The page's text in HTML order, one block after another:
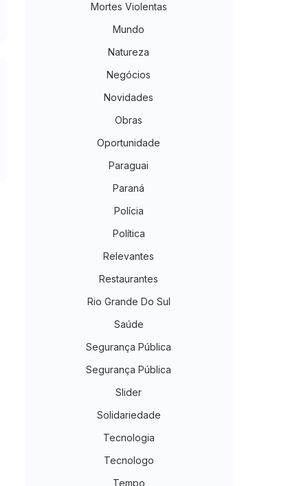
Mortes Violentas
Mundo
Natureza
Negócios
Novidades
Obras
Oportunidade
Paraguai
Paraná
Polícia
Política
Relevantes
Restaurantes
Rio Grande Do Sul
Saúde
Segurança Pública
Segurança Pública
Slider
Solidariedade
Tecnologia
Tecnologo
Tempo